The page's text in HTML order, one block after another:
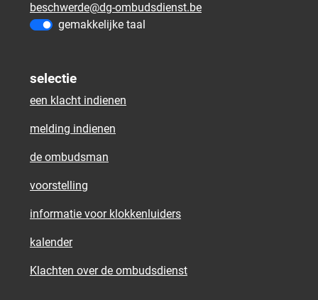
beschwerde@dg-ombudsdienst.be
gemakkelijke taal
selectie
een klacht indienen
melding indienen
de ombudsman
voorstelling
informatie voor klokkenluiders
kalender
Klachten over de ombudsdienst